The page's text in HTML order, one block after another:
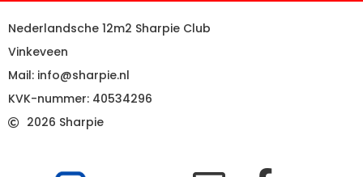
Nederlandsche 12m2 Sharpie Club
Vinkeveen
Mail: info@sharpie.nl
KVK-nummer: 40534296
2026 Sharpie